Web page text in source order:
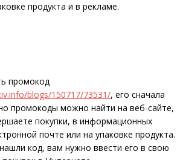
продукта и в рекламе.
промокод
blogs/150717/73531/, его сначала
промокоды можно найти на веб-сайте,
покупки, в информационных
почте или на упаковке продукта.
код, вам нужно ввести его в свою